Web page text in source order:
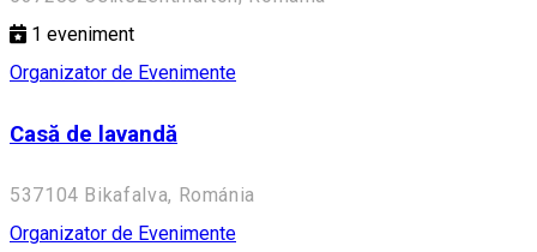
1 eveniment
Organizator de Evenimente
Casă de lavandă
537104 Bikafalva, Románia
Organizator de Evenimente